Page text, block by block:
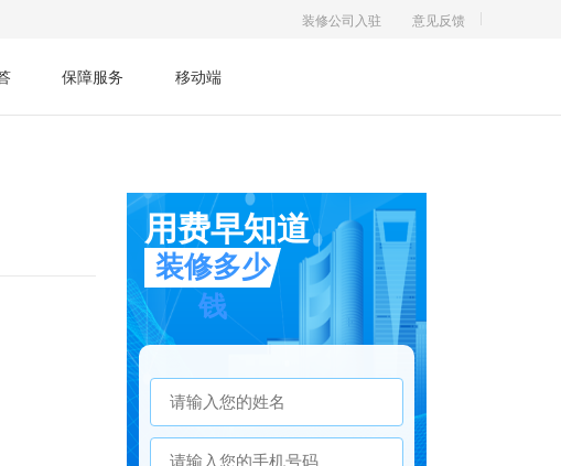
意见反馈
装修公司入驻
保障服务 移动端